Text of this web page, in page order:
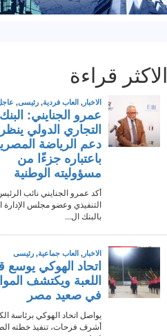
الاكثر قراءة